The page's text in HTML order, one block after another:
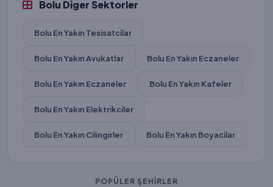
Bolu Diger Sektorler
Bolu En Yakın Tesisatcilar
Bolu En Yakın Avukatlar Bolu En Yakın Eczaneler
Bolu En Yakın Eczaneler Bolu En Yakın Kafeler
Bolu En Yakın Elektrikciler
Bolu En Yakın Cilingirler Bolu En Yakın Boyacilar
POPÜLER ŞEHİRLER